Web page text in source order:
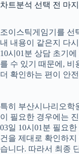
차트분석 선택 전 마
조이스틱게임기를 선
내 내용이 같은지 다
10시01분 상담 초기
를 수 있기 때문에, 비
더 확인하는 편이 안
특히 부산시나리오학
이 필요한 경우에는
03일 10시01분 필요
건을 제대로 확인하
습니다. 따라서 최종